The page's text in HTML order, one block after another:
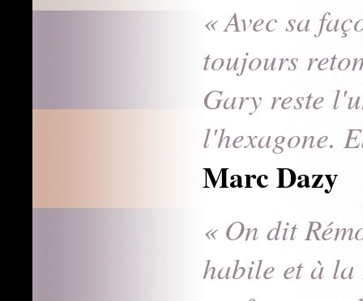
« Avec sa
toujours
Gary reste
l'hexagone.
Marc Dazy
« On dit
habile et à